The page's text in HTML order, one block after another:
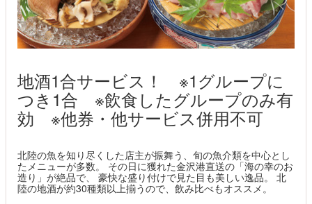
地酒1合サービス！ ※1グループに
つき1合 ※飲食したグループのみ有
効 ※他券・他サービス併用不可
北陸の魚を知り尽くした店主が振舞う、旬の魚介類を中心とし
たメニューが多数。 その日に獲れた金沢港直送の「海の幸のお
造り」が絶品で、 豪快な盛り付けで見た目も美しい逸品。 北
陸の地酒が約30種類以上揃うので、飲み比べもオススメ。